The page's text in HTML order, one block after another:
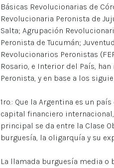
Básicas Revolucionarias de
Revolucionaria Peronista de
Salta; Agrupación
Peronista de Tucumán;
Revolucionarios Peronistas
Rosario, e Interior del País,
Peronista, y en base a los
1ro.: Que la Argentina es un
capital financiero
principal se da entre la Clase
burguesía, la oligarquía y su
La llamada burguesía media o